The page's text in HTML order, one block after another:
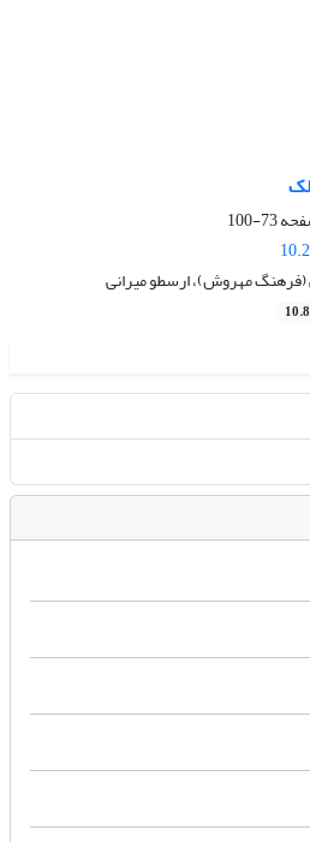
73-100
مهروش)، ارسطو میرانی